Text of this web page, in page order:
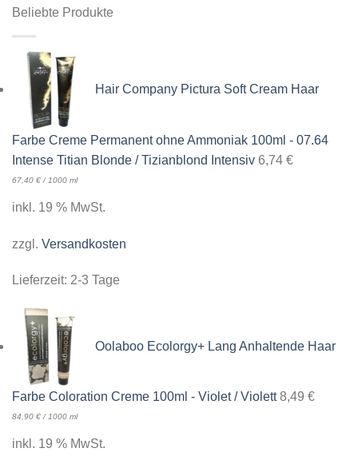
Beliebte Produkte
Hair Company Pictura Soft Cream Haar
Farbe Creme Permanent ohne Ammoniak 100ml - 07.64
Intense Titian Blonde / Tizianblond Intensiv 6,74 €
67,40 € / 1000 ml
inkl. 19 % MwSt.
zzgl. Versandkosten
Lieferzeit: 2-3 Tage
Oolaboo Ecolorgy+ Lang Anhaltende Haar
Farbe Coloration Creme 100ml - Violet / Violett 8,49 €
84,90 €/1000 ml
inkl. 19 % MwSt.